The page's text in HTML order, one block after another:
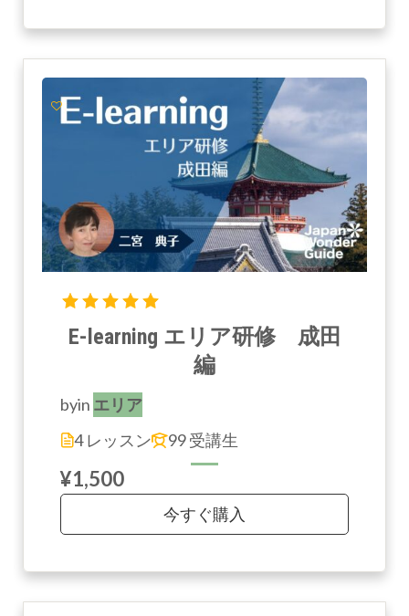
E-learning エリア研修 成田
編
byin エリア
4 レッスン
99 受講生
¥1,500
今すぐ購入